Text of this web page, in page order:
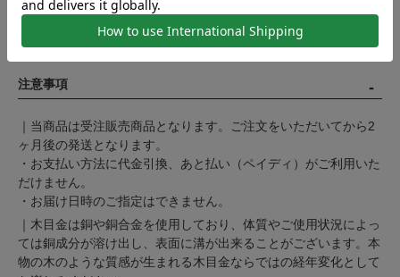
モデル着用 約15cm（手首サイズ約17cm）
注意事項
｜当商品は受注販売商品となります。ご注文をいただいてから2
ヶ月後の発送となります。
・お支払い方法に代金引換、あと払い（ペイディ）がご利用いた
だけません。
・お届け日時のご指定はできません。
｜木目金は銅や銅合金を使用しており、体質やご使用状況によっ
ては銅成分が溶け出し、表面に溝が出来ることがございます。本
物の木のような質感が生まれる木目金ならではの経年変化として